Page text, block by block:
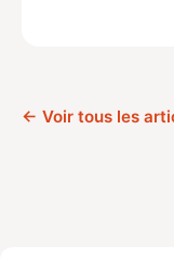
← Voir tous les